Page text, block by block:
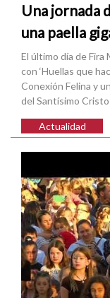
Una jornada
una paella
El último día de
con ‘Huellas que
Conexión Felina y
del Santísimo Cristo
Actualidad